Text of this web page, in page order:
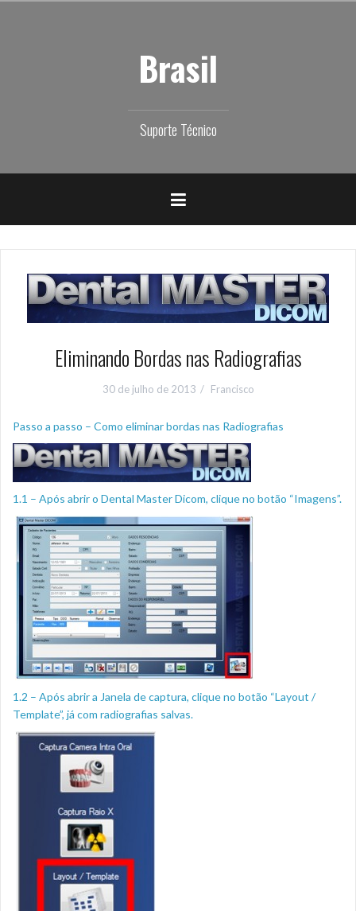
Brasil
Suporte Técnico
Eliminando Bordas nas Radiografias
30 de julho de 2013 Francisco
Passo a passo – Como eliminar bordas nas Radiografias
1.1 – Após abrir o Dental Master Dicom, clique no botão “Imagens”.
1.2 – Após abrir a Janela de captura, clique no botão “Layout /
Template”, já com radiografias salvas.